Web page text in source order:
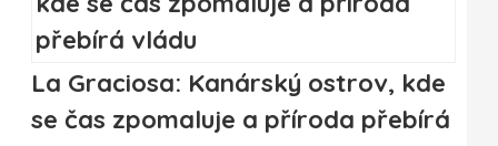
La Graciosa: Kanárský ostrov, kde
se čas zpomaluje a příroda přebírá